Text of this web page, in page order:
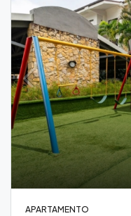
APARTAMENTO